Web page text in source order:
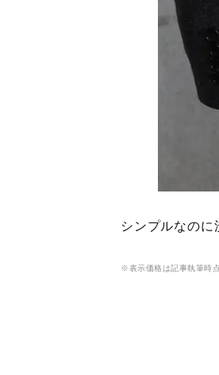
シンプルなの
※表示価格は記事執筆時